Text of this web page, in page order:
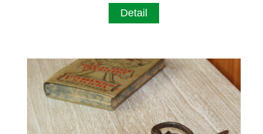
Detail